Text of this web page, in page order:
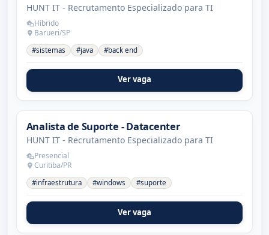
HUNT IT - Recrutamento Especializado para TI
Híbrido
Barueri/SP
#sistemas #java #back end
Ver vaga
Analista de Suporte - Datacenter
HUNT IT - Recrutamento Especializado para TI
Presencial
Curitiba/PR
#infraestrutura #windows #suporte
Ver vaga